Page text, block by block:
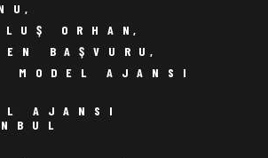
,
ORHAN,
BAŞVURU,
MODEL AJANSI
AJANSI